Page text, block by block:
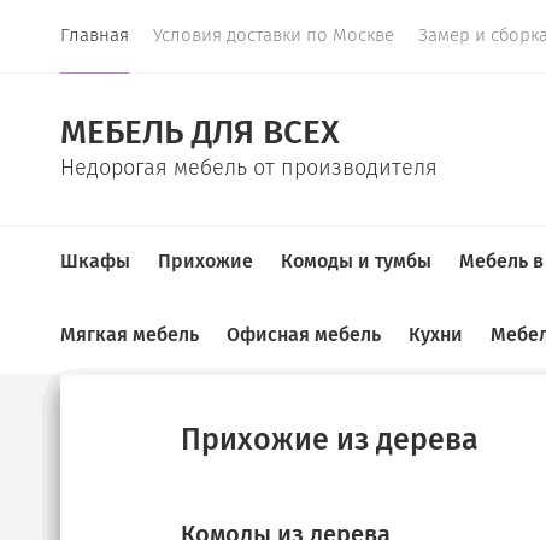
Главная Условия доставки по Москве Замер и
МЕБЕЛЬ ДЛЯ ВСЕХ
Недорогая мебель от производителя
Шкафы
Купе
Прихожие
Прихожие
Угловые прихожие
Комоды и тумбы
Комоды
Тумбы под ТВ
Мебель в
ТВ-тумбы
Шкафы для книг
Спальные гарнитуры
Детские
Диваны в детскую
Мягкая мебель
Детские диваны
Угловые диваны
Офисная мебель
Шкафы для документов
Кухни
Кухонные гарнитуры
Диваны на кухню
Прихожие из дерева
Комоды из дерева